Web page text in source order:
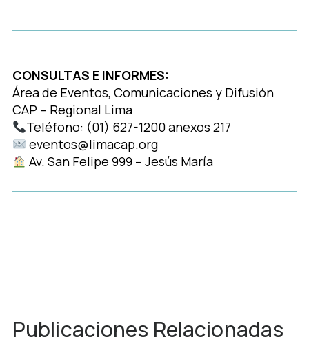
CONSULTAS E INFORMES:
Área de Eventos, Comunicaciones y Difusión
CAP – Regional Lima
Teléfono: (01) 627-1200 anexos 217
eventos@limacap.org
Av. San Felipe 999 – Jesús María
Publicaciones Relacionadas